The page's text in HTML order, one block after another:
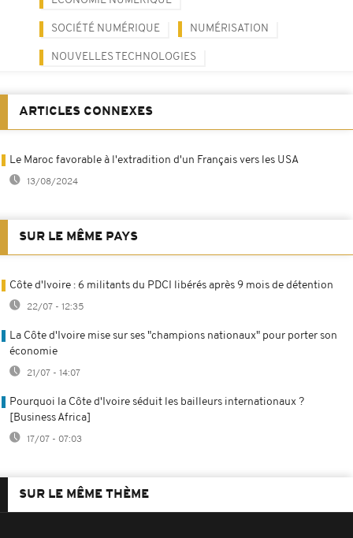
SOCIÉTÉ NUMÉRIQUE NUMÉRISATION
NOUVELLES TECHNOLOGIES
ARTICLES CONNEXES
Le Maroc favorable à l'extradition d'un Français vers les USA
13/08/2024
SUR LE MÊME PAYS
Côte d'Ivoire : 6 militants du PDCI libérés après 9 mois de détention
22/07 - 12:35
La Côte d'Ivoire mise sur ses "champions nationaux" pour porter son
économie
21/07 - 14:07
Pourquoi la Côte d'Ivoire séduit les bailleurs internationaux ?
[Business Africa]
17/07 - 07:03
SUR LE MÊME THÈME